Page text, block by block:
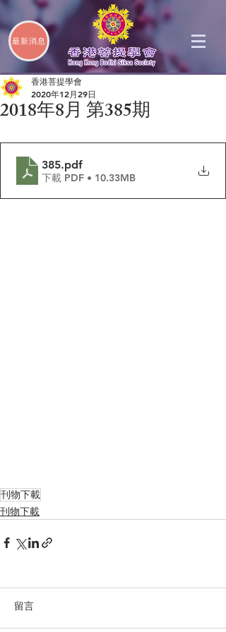
最新消息
2018年8月 第385期
香港菩提學會
2020年12月29日
385.pdf
下載 PDF • 10.33MB
刊物下載
刊物下載
留言